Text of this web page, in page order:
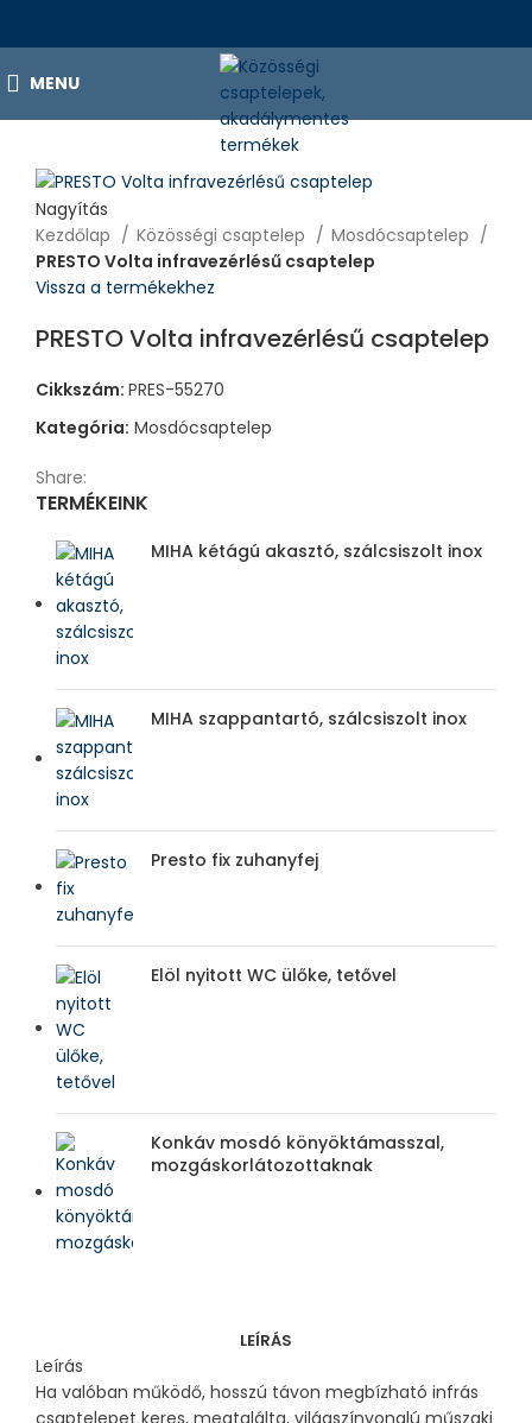
MENU
Nagyítás
Kezdőlap
Közösségi csaptelep
Mosdócsaptelep
PRESTO Volta infravezérlésű csaptelep
Vissza a termékekhez
PRESTO Volta infravezérlésű csaptelep
Cikkszám: PRES-55270
Kategória: Mosdócsaptelep
Share:
TERMÉKEINK
MIHA kétágú akasztó, szálcsiszolt inox
MIHA szappantartó, szálcsiszolt inox
Presto fix zuhanyfej
Elöl nyitott WC ülőke, tetővel
Konkáv mosdó könyöktámasszal,
mozgáskorlátozottaknak
LEÍRÁS
Leírás
Ha valóban működő, hosszú távon megbízható infrás